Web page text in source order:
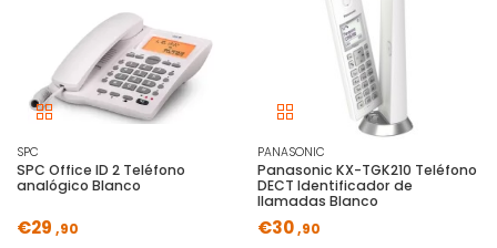
SPC
SPC Office ID 2 Teléfono
analógico Blanco
€29 ,90
PANASONIC
Panasonic KX-TGK210 Teléfono
DECT Identificador de
llamadas Blanco
€30,90